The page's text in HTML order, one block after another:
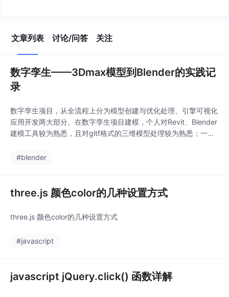
文章列表 讨论/问答 关注
数字孪生——3Dmax模型到Blender的实践记
录
数字孪生项目，从全流程上分为模型创建与优化处理、引擎可视化
应用开发两大部分。在数字孪生项目建模，个人对Revit、Blender
建模工具较为熟悉，且对gltf格式的三维模型处理较为熟悉；一般
进行创建，或者通过3D溜溜网等模型库进行获取gltf、max格式的
#blender
three.js 颜色color的几种设置方式
three.js 颜色color的几种设置方式
#javascript
javascript jQuery.click() 函数详解